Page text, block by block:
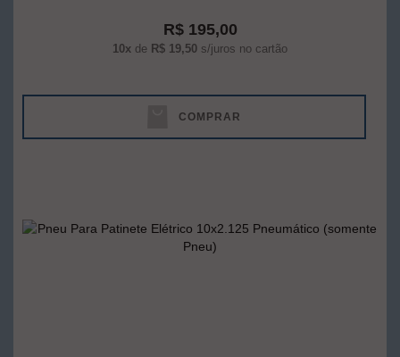
R$ 195,00
10x de R$ 19,50 s/juros no cartão
COMPRAR